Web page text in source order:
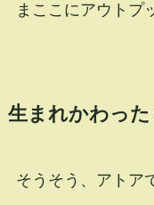
まここにアウトプ
生まれかわっ
そうそう、アトア